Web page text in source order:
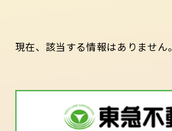
現在、該当する情報はありません。